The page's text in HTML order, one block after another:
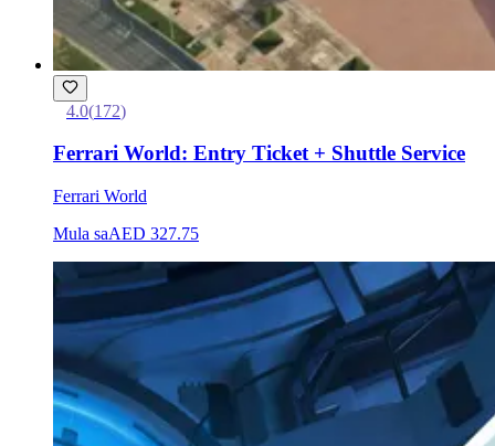
4.0(172)
Ferrari World: Entry Ticket + Shuttle Service
Ferrari World
Mula saAED 327.75